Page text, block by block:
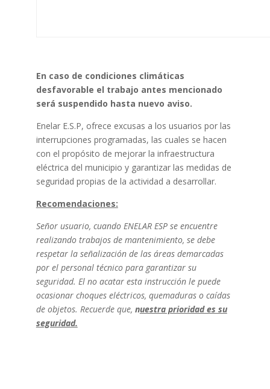
En caso de condiciones climáticas
desfavorable el trabajo antes mencionado
será suspendido hasta nuevo aviso.
Enelar E.S.P, ofrece excusas a los usuarios por las
interrupciones programadas, las cuales se hacen
con el propósito de mejorar la infraestructura
eléctrica del municipio y garantizar las medidas de
seguridad propias de la actividad a desarrollar.
Recomendaciones:
Señor usuario, cuando ENELAR ESP se encuentre
realizando trabajos de mantenimiento, se debe
respetar la señalización de las áreas demarcadas
por el personal técnico para garantizar su
seguridad. El no acatar esta instrucción le puede
ocasionar choques eléctricos, quemaduras o caídas
de objetos. Recuerde que, nuestra prioridad es su
seguridad.